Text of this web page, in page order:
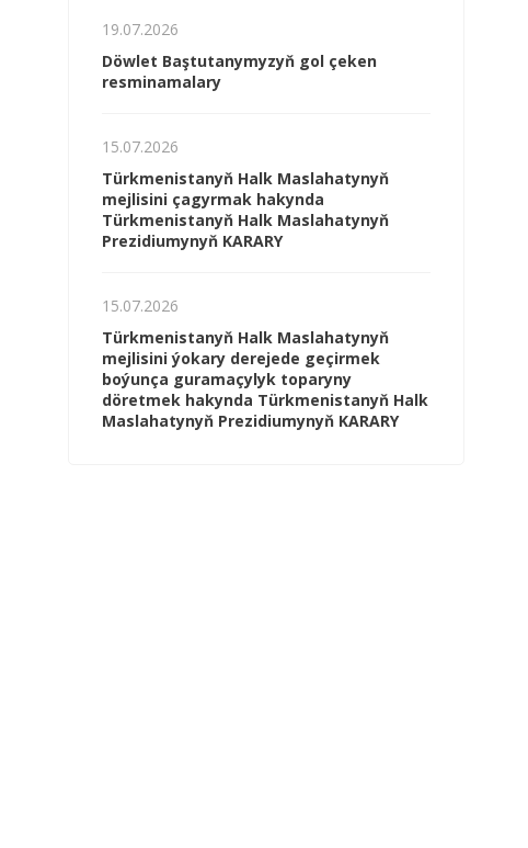
19.07.2026
Döwlet Baştutanymyzyň gol çeken
resminamalary
15.07.2026
Türkmenistanyň Halk Maslahatynyň
mejlisini çagyrmak hakynda
Türkmenistanyň Halk Maslahatynyň
Prezidiumynyň KARARY
15.07.2026
Türkmenistanyň Halk Maslahatynyň
mejlisini ýokary derejede geçirmek
boýunça guramaçylyk toparyny
döretmek hakynda Türkmenistanyň Halk
Maslahatynyň Prezidiumynyň KARARY